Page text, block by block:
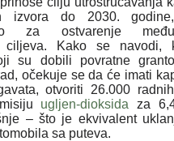
izvora do 2030.
za ostvarenje
ciljeva. Kako se navodi,
su dobili povratne
očekuje se da će imati
otvoriti 26.000
ugljen-dioksida za
– što je ekvivalent
sa puteva.